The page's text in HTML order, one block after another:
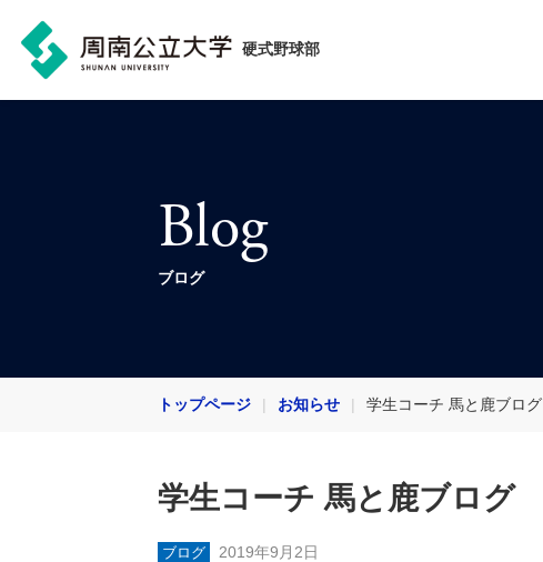
硬式野球部
Blog
ブログ
トップページ お知らせ 学生コーチ 馬と鹿ブログ
学生コーチ 馬と鹿ブログ
ブログ 2019年9月2日